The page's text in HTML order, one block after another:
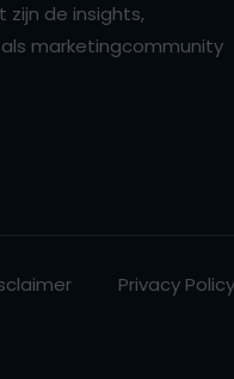
de insights,
marketingcommunity
Privacy Policy